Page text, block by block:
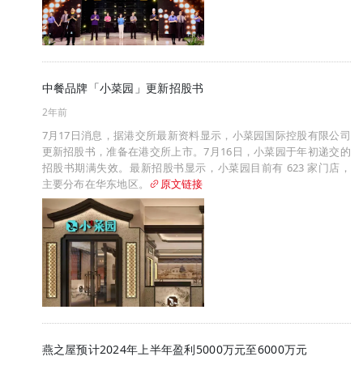
中餐品牌「小菜园」更新招股书
2年前
7月17日消息，据港交所最新资料显示，小菜园国际控股有限公司
更新招股书，准备在港交所上市。7月16日，小菜园于年初递交的
招股书期满失效。最新招股书显示，小菜园目前有 623 家门店，
主要分布在华东地区。
原文链接
燕之屋预计2024年上半年盈利5000万元至6000万元